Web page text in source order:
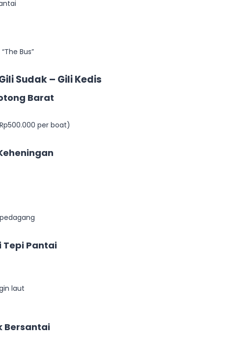
Bus”
Sudak – Gili Kedis
Barat
per boat)
Tepi Pantai
laut
Bersantai